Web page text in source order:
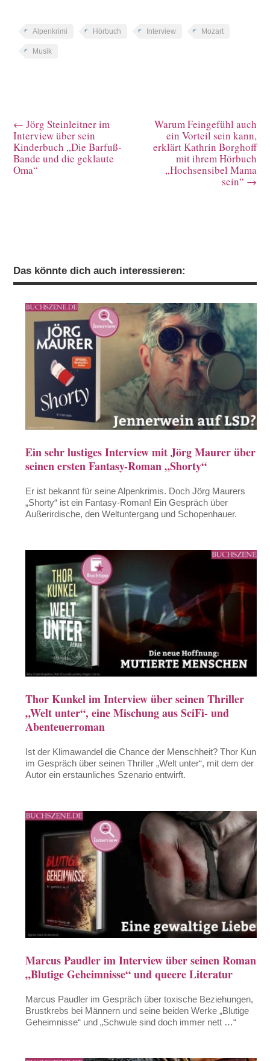
Alpenkrimi Hörbuch Interview Mozart
Musik
←Jörg Steinleitner im
Interview über sein
Kinderbuch „Die Barfuß-
Bande und die geklaute
Oma“
Warum Feingefühl auch
ein Vorteil sein kann,
erklärt Kathrin Borghoff
mit ihrem Hörbuch
„Hochsensibel Mama
sein“ →
Das könnte dich auch interessieren:
Ein sehr lustiges Interview mit Jörg Maurer über
seinen ersten Fantasy-Roman „Shorty“
Er ist bekannt für seine Alpenkrimis. Doch Jörg Maurers
„Shorty“ ist ein Fantasy-Roman! Ein Gespräch über
Außerirdische, den Weltuntergang und Schopenhauer.
Thor Kunkel im Interview über seinen Thriller
„Welt unter“, eine Mischung aus SciFi- und
Abenteuerroman
Ist der Klimawandel die Chance der Menschheit? Thor Kunkel
im Gespräch über seinen Thriller „Welt unter“, mit dem der
Autor ein erstaunliches Szenario entwirft.
Marcus Paudler im Interview über seinen Roman
„Blutige Geheimnisse“ und queere Literatur
Marcus Paudler im Gespräch über toxische Beziehungen,
Brustkrebs bei Männern und seine beiden Werke „Blutige
Geheimnisse“ und „Schwule sind doch immer nett …“